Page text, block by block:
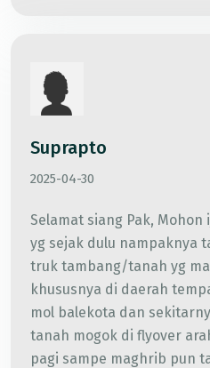
Suprapto
2025-04-30
Selamat siang Pak,
yg sejak dulu nampaknya
truk tambang/tanah yg
khususnya di daerah
mol balekota dan
tanah mogok di flyover
pagi sampe maghrib pun